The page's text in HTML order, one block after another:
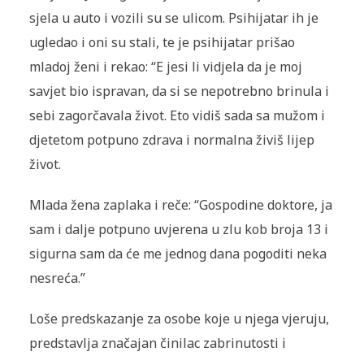
sjela u auto i vozili su se ulicom. Psihijatar ih je
ugledao i oni su stali, te je psihijatar prišao
mladoj ženi i rekao: “E jesi li vidjela da je moj
savjet bio ispravan, da si se nepotrebno brinula i
sebi zagorčavala život. Eto vidiš sada sa mužom i
djetetom potpuno zdrava i normalna živiš lijep
život.
Mlada žena zaplaka i reče: “Gospodine doktore, ja
sam i dalje potpuno uvjerena u zlu kob broja 13 i
sigurna sam da će me jednog dana pogoditi neka
nesreća.”
Loše predskazanje za osobe koje u njega vjeruju,
predstavlja značajan činilac zabrinutosti i